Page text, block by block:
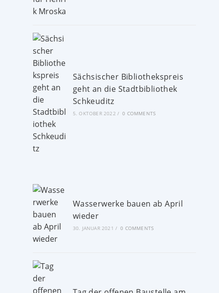
Sächsischer Bibliothekspreis
geht an die Stadtbibliothek
Schkeuditz
5. OKTOBER 2022 / 0 COMMENTS
Wasserwerke bauen ab April
wieder
30. JANUAR 2021 / 0 COMMENTS